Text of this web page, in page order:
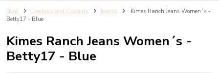
Úvod Cowboys and Cowgirls Jeansy
Kimes Ranch Jeans Women´s -
Betty17 - Blue
Kimes Ranch Jeans Women´s -
Betty17 - Blue